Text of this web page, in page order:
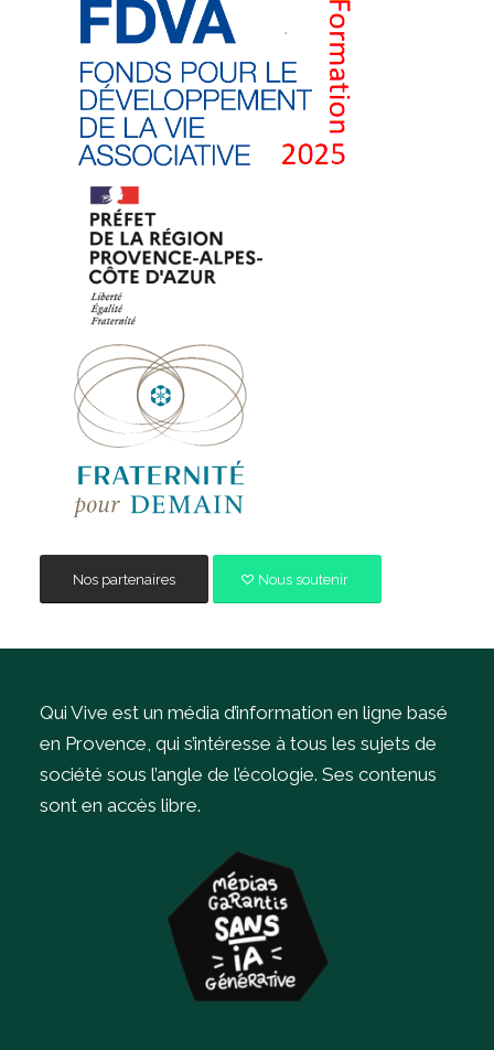
Nos partenaires Nous soutenir
Qui Vive est un média d’information en ligne basé
en Provence, qui s’intéresse à tous les sujets de
société sous l’angle de l’écologie. Ses contenus
sont en accès libre.